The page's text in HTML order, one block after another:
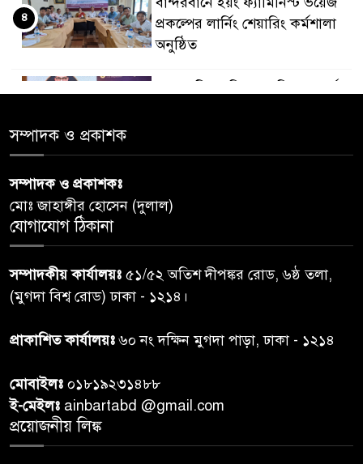
প্রকল্পের লার্নিং শেয়ারিং কর্মশালা
অনুষ্ঠিত
৪
ডায়াবেটিস প্রতিরোধে বিজ্ঞান, ধর্ম ও
পেশ
৬
তদন্ত শেষ পর্যায়ে, দ্রুত চার্জশিট
৭
রাতের মধ্যে ঢাকাসহ ১০ অঞ্চলে
ঝড়বৃষ্টির পূর্বাভাস
৮
প্রধানমন্ত্রীর সঙ্গে দেখা করে স্বপ্নপূরণ
উপহার
৯
সম্পাদক ও প্রকাশক
সম্পাদক ও প্রকাশকঃ
মোঃ জাহাঙ্গীর হোসেন (দুলাল)
যোগাযোগ ঠিকানা
সম্পাদকীয় কার্যালয়ঃ ৫১/৫২ অতিশ দীপঙ্কর রোড, ৬ষ্ঠ তলা,
(মুগদা বিশ্ব রোড) ঢাকা - ১২১৪।
প্রাকাশিত কার্যালয়ঃ৬০ নং দক্ষিন মুগদা পাড়া, ঢাকা - ১২১৪
মোবাইলঃ ০১৮১৯২৩১৪৮৮
ই-মেইলঃ ainbartabd @gmail.com
প্রয়োজনীয় লিঙ্ক